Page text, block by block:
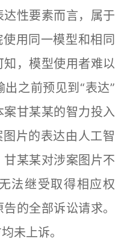
性要素而言，属于
用同一模型和相同
，模型使用者难以
之前预见到“表达”
甘某某的智力投入
片的表达由人工智
某某对涉案图片不
法继受取得相应权
的全部诉讼请求。
未上诉。